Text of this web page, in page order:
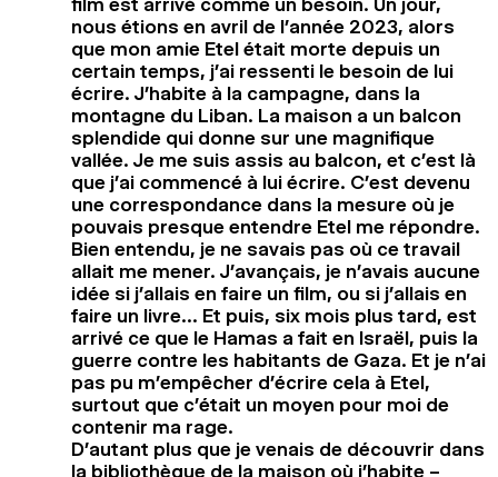
nous étions en avril de l’année 2023, alors
que mon amie Etel était morte depuis un
certain temps, j’ai ressenti le besoin de lui
écrire. J’habite à la campagne, dans la
montagne du Liban. La maison a un balcon
splendide qui donne sur une magnifique
vallée. Je me suis assis au balcon, et c’est là
que j’ai commencé à lui écrire. C’est devenu
une correspondance dans la mesure où je
pouvais presque entendre Etel me répondre.
Bien entendu, je ne savais pas où ce travail
allait me mener. J’avançais, je n’avais aucune
idée si j’allais en faire un film, ou si j’allais en
faire un livre… Et puis, six mois plus tard, est
arrivé ce que le Hamas a fait en Israël, puis la
guerre contre les habitants de Gaza. Et je n’ai
pas pu m’empêcher d’écrire cela à Etel,
surtout que c’était un moyen pour moi de
contenir ma rage.
D’autant plus que je venais de découvrir dans
la bibliothèque de la maison où j’habite –